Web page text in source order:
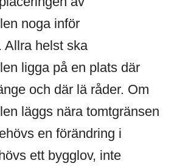
noga inför
Allra helst ska
ligga på en plats där
och där lä råder. Om
läggs nära tomtgränsen
en förändring i
ett bygglov, inte